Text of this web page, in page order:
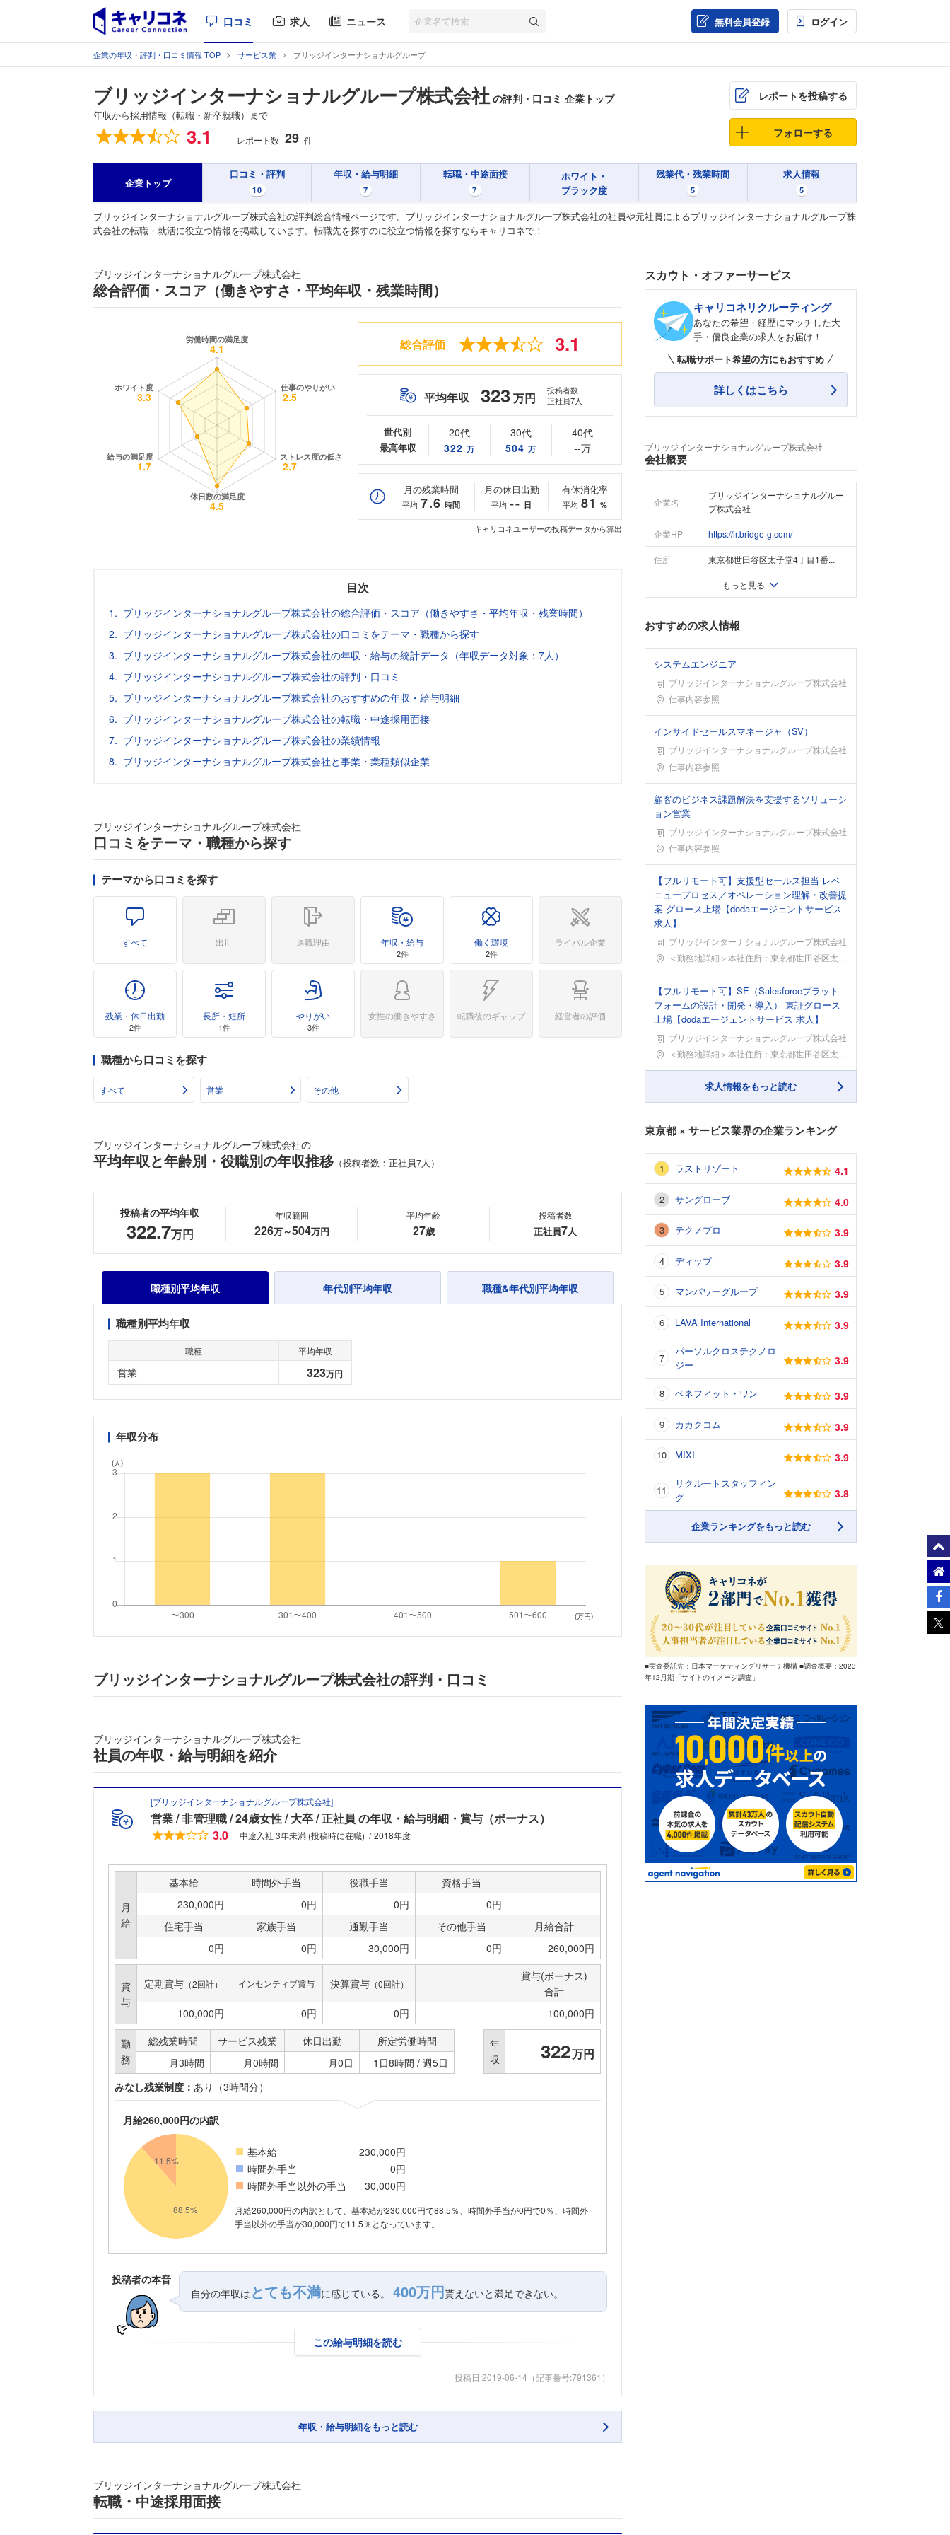
口コミ 求人 ニュース 無料会員登録 ログイン
企業の年収・評判・口コミ情報 TOP サービス業 ブリッジインターナショナルグループ
ブリッジインターナショナルグループ株式会社 の評判・口コミ 企業トップ
年収から採用情報（転職・新卒就職）まで
総合評価 3.1 レポート数 29 件
レポートを投稿する
フォローする
企業トップ
口コミ・評判
10
年収・給与明細
7
転職・中途面接
7
ホワイト・
ブラック度
残業代・残業時間
5
求人情報
5
ブリッジインターナショナルグループ株式会社の評判総合情報ページです。ブリッジインターナショナルグループ株式会社の社員や元社員によるブリッジインターナショナルグループ株
式会社の転職・就活に役立つ情報を掲載しています。転職先を探すのに役立つ情報を探すならキャリコネで！
フォローしました
ブリッジインターナショナルグループ株式会社
総合評価・スコア（働きやすさ・平均年収・残業時間）
総合評価 3.1
平均年収 323万円
投稿者数
正社員7人
世代別
最高年収
20代
322 万
30代
504 万
40代
--万
月の残業時間
平均 7.6 時間
月の休日出勤
平均 -- 日
有休消化率
平均 81 %
キャリコネユーザーの投稿データから算出
目次
ブリッジインターナショナルグループ株式会社の総合評価・スコア（働きやすさ・平均年収・残業時間）
ブリッジインターナショナルグループ株式会社の口コミをテーマ・職種から探す
ブリッジインターナショナルグループ株式会社の年収・給与の統計データ（年収データ対象：7人）
ブリッジインターナショナルグループ株式会社の評判・口コミ
ブリッジインターナショナルグループ株式会社のおすすめの年収・給与明細
ブリッジインターナショナルグループ株式会社の転職・中途採用面接
ブリッジインターナショナルグループ株式会社の業績情報
ブリッジインターナショナルグループ株式会社と事業・業種類似企業
ブリッジインターナショナルグループ株式会社
口コミをテーマ・職種から探す
テーマから口コミを探す
すべて 出世 退職理由 年収・給与
2件
働く環境
2件
ライバル企業
残業・休日出勤
2件
長所・短所
1件
やりがい
3件
女性の働きやすさ 転職後のギャップ 経営者の評価
職種から口コミを探す
すべて 営業 その他
ブリッジインターナショナルグループ株式会社の
平均年収と年齢別・役職別の年収推移 （投稿者数：正社員7人）
投稿者の平均年収
322.7万円
年収範囲
226万～504万円
平均年齢
27歳
投稿者数
正社員7人
職種別平均年収 年代別平均年収 職種&年代別平均年収
職種別平均年収
職種 平均年収
営業 323万円
年収分布
(人)
(万円)
ブリッジインターナショナルグループ株式会社の評判・口コミ
ブリッジインターナショナルグループ株式会社
社員の年収・給与明細を紹介
[ブリッジインターナショナルグループ株式会社]
営業 非管理職 24歳女性 大卒 正社員 の年収・給与明細・賞与（ボーナス）
3.0
中途入社 3年未満 (投稿時に在職) 2018年度
月
給
基本給 時間外手当 役職手当
資格手当
230,000円
0円 0円
0円
住宅手当
家族手当 通勤手当 その他手当
月給合計
0円
0円 30,000円 0円 260,000円
賞
与
定期賞与 （2回計） インセンティブ賞与 決算賞与（0回計）
賞与(ボーナス)
合計
100,000円
0円 0円 100,000円
勤
務
総残業時間 サービス残業 休日出勤
所定労働時間
月3時間
月0時間 月0日 1日8時間 / 週5日
年
収
322万円
みなし残業制度： あり（3時間分）
月給260,000円の内訳
基本給
230,000円
時間外手当
0円
時間外手当以外の手当
30,000円
月給260,000円の内訳として、基本給が230,000円で88.5％、時間外手当が0円で0％、時間外
手当以外の手当が30,000円で11.5％となっています。
投稿者の本音
自分の年収は とても不満に感じている。 400万円貰えないと満足できない。
この給与明細を読む
投稿日:2019-06-14 （記事番号:791361 ）
年収・給与明細をもっと読む
ブリッジインターナショナルグループ株式会社
転職・中途採用面接
スカウト・オファーサービス
キャリコネリクルーティング
あなたの希望・経歴にマッチした大
手・優良企業の求人をお届け！
転職サポート希望の方にもおすすめ
詳しくはこちら
ブリッジインターナショナルグループ株式会社
会社概要
企業名
ブリッジインターナショナルグルー
プ株式会社
企業HP https://ir.bridge-g.com/
住所 東京都世田谷区太子堂4丁目1番...
もっと見る
おすすめの求人情報
システムエンジニア
ブリッジインターナショナルグループ株式会社
勤務地仕事内容参照
インサイドセールスマネージャ（SV）
ブリッジインターナショナルグループ株式会社
勤務地仕事内容参照
顧客のビジネス課題解決を支援するソリューシ
ョン営業
ブリッジインターナショナルグループ株式会社
勤務地仕事内容参照
【フルリモート可】支援型セールス担当 レベ
ニュープロセス／オペレーション理解・改善提
案 グロース上場【dodaエージェントサービス
求人】
ブリッジインターナショナルグループ株式会社
勤務地＜勤務地詳細＞本社住所：東京都世田谷区太子堂4-1
【フルリモート可】SE（Salesforceプラット
フォームの設計・開発・導入） 東証グロース
上場【dodaエージェントサービス 求人】
ブリッジインターナショナルグループ株式会社
勤務地＜勤務地詳細＞本社住所：東京都世田谷区太子堂4-1
求人情報をもっと読む
東京都 × サービス業界の企業ランキング
ラストリゾート 4.1
サングローブ 4.0
テクノプロ 3.9
ディップ 3.9
マンパワーグループ 3.9
LAVA International 3.9
パーソルクロステクノロ
ジー
3.9
ベネフィット・ワン 3.9
カカクコム 3.9
MIXI 3.9
リクルートスタッフィン
グ
3.8
企業ランキングをもっと読む
■実査委託先：日本マーケティングリサーチ機構 ■調査概要：2023
年12月期「サイトのイメージ調査」